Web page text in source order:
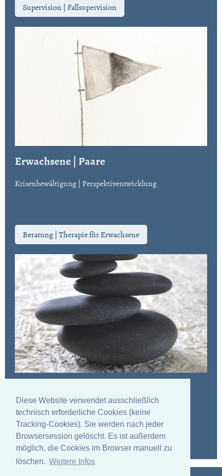
Diese Website verwendet ausschließlich
technisch erforderliche Cookies (keine
Tracking-Cookies). Sie werden nach jeder
Browsersession gelöscht. Es ist außerdem
möglich, die Cookies im Browser manuell zu
löschen. Weitere Infos
Supervision | Fallsupervision
Erwachsene | Paare
Krisenbewältigung | Perspektiventwicklung
Beratung | Therapie für Erwachsene
Innere Balance finden | Energien wieder in den Fluss
bringen | körperliche &seelische Blockaden lösen
Embodiment